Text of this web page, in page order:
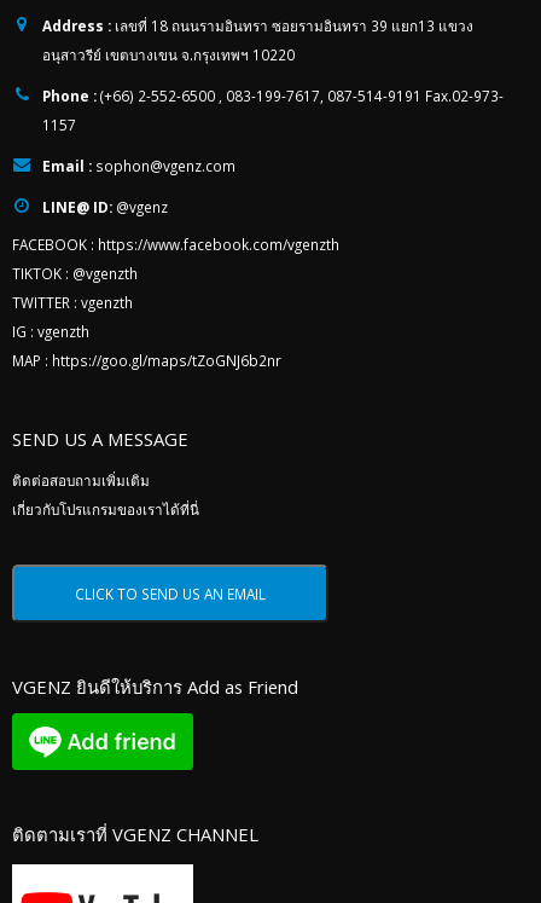
Address : เลขที่ 18 ถนนรามอินทรา ซอยรามอินทรา 39 แยก13 แขวง
อนุสาวรีย์ เขตบางเขน จ.กรุงเทพฯ 10220
Phone :(+66) 2-552-6500 , 083-199-7617, 087-514-9191 Fax.02-973-
1157
Email : sophon@vgenz.com
LINE@ ID: @vgenz
FACEBOOK : https://www.facebook.com/vgenzth
TIKTOK : @vgenzth
TWITTER : vgenzth
IG : vgenzth
MAP : https://goo.gl/maps/tZoGNJ6b2nr
SEND US A MESSAGE
ติดต่อสอบถามเพิ่มเติม
เกี่ยวกับโปรแกรมของเราได้ที่นี่
VGENZ ยินดีให้บริการ Add as Friend
ติดตามเราที่ VGENZ CHANNEL